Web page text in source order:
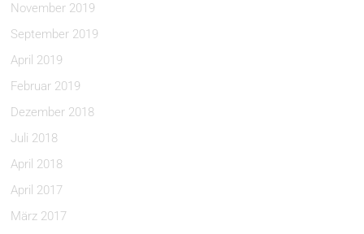
November 2019
September 2019
April 2019
Februar 2019
Dezember 2018
Juli 2018
April 2018
April 2017
März 2017